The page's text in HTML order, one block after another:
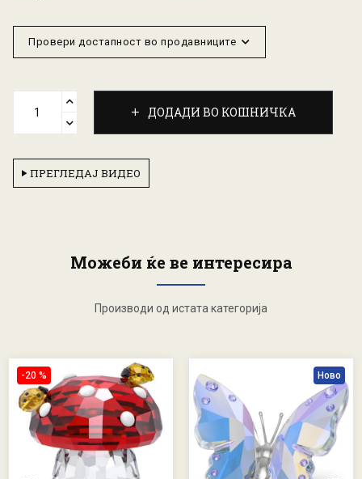
Провери достапност во продавниците
ДОДАДИ ВО КОШНИЧКА
ПРЕГЛЕДАЈ ВИДЕО
Можеби ќе ве интересира
Производи од истата категорија
-20 % Ново